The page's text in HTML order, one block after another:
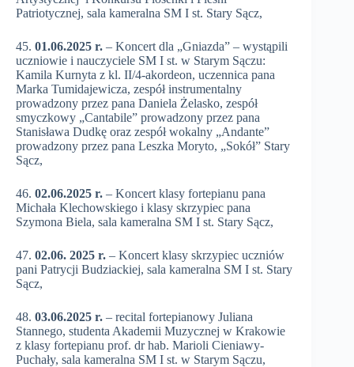
Patriotycznej, sala kameralna SM I st. Stary Sącz,
45. 01.06.2025 r. – Koncert dla „Gniazda” – wystąpili
uczniowie i nauczyciele SM I st. w Starym Sączu:
Kamila Kurnyta z kl. II/4-akordeon, uczennica pana
Marka Tumidajewicza, zespół instrumentalny
prowadzony przez pana Daniela Żelasko, zespół
smyczkowy „Cantabile” prowadzony przez pana
Stanisława Dudkę oraz zespół wokalny „Andante”
prowadzony przez pana Leszka Moryto, „Sokół” Stary
Sącz,
46. 02.06.2025 r. – Koncert klasy fortepianu pana
Michała Klechowskiego i klasy skrzypiec pana
Szymona Biela, sala kameralna SM I st. Stary Sącz,
47. 02.06. 2025 r. – Koncert klasy skrzypiec uczniów
pani Patrycji Budziackiej, sala kameralna SM I st. Stary
Sącz,
48. 03.06.2025 r. – recital fortepianowy Juliana
Stannego, studenta Akademii Muzycznej w Krakowie
z klasy fortepianu prof. dr hab. Marioli Cieniawy-
Puchały, sala kameralna SM I st. w Starym Sączu,